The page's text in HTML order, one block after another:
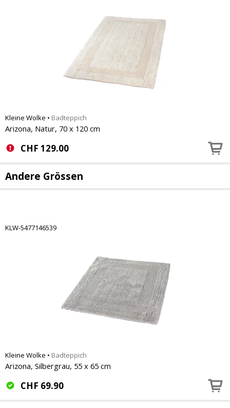
Kleine Wolke • Badteppich
Arizona, Natur, 70 x 120 cm
CHF 129.00
Andere Grössen
KLW-5477146539
Kleine Wolke • Badteppich
Arizona, Silbergrau, 55 x 65 cm
CHF 69.90